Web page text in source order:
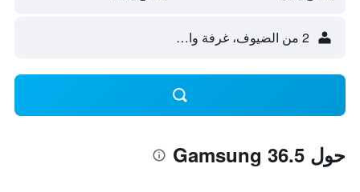
2 من الضيوف، غرفة واحدة
حول Gamsung 36.5